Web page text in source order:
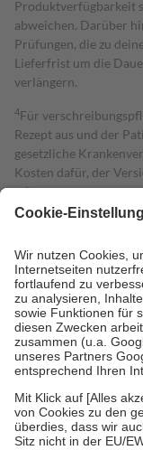
Produktverfügbarkeit
abweichen. Darüber
Prüfungen, die zu
Lieferfrist um die
verlängern.
4Für
Rezept aus und der
gesetzliche
Kosten dafür, der
mit.
Grundsätzlich leisten
höchstens zehn Euro.
Kosten der Leistung
Diese Regeln gelten
Bei Heilmitteln und
Zuzahlung zehn
Verordnung.
Um das Engagement
stärken und die
fallenkeine
• Kindern und
mit Ausnahme der